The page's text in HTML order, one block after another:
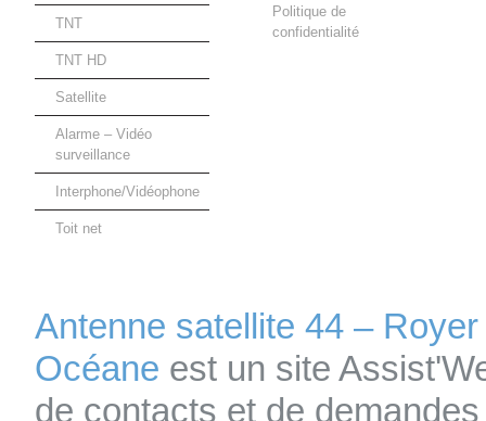
TNT
TNT HD
Satellite
Alarme – Vidéo
surveillance
Interphone/Vidéophone
Toit net
Politique de
confidentialité
Antenne satellite 44 –
Océane est un site
de contacts et de